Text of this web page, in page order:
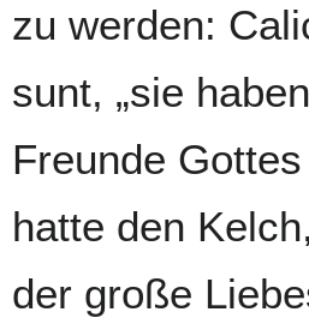
zu werden:
sunt, „sie
Freunde
hatte den
der große